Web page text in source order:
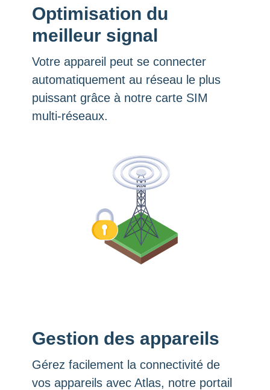
Optimisation du
meilleur signal
Votre appareil peut se connecter
automatiquement au réseau le plus
puissant grâce à notre carte SIM
multi-réseaux.
Gestion des appareils
Gérez facilement la connectivité de
vos appareils avec Atlas, notre portail